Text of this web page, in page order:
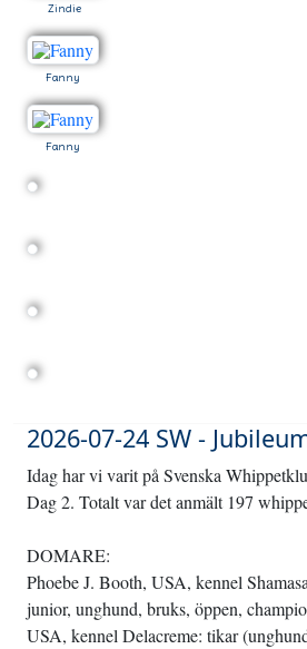
Zindie
Fanny
Fanny
2026-07-24 SW -
Idag har vi varit på Svenska
Dag 2. Totalt var det anmält 197
DOMARE:
Phoebe J. Booth, USA, kennel
junior, unghund, bruks, öppen,
USA, kennel Delacreme: tikar